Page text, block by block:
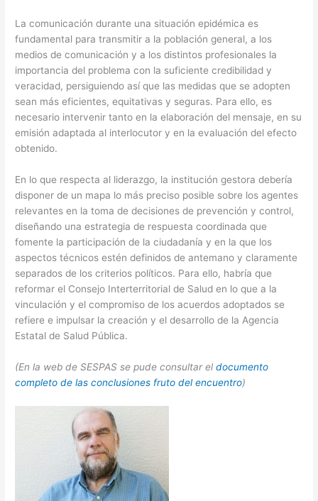
La comunicación durante una situación epidémica es
fundamental para transmitir a la población general, a los
medios de comunicación y a los distintos profesionales la
importancia del problema con la suficiente credibilidad y
veracidad, persiguiendo así que las medidas que se adopten
sean más eficientes, equitativas y seguras. Para ello, es
necesario intervenir tanto en la elaboración del mensaje, en su
emisión adaptada al interlocutor y en la evaluación del efecto
obtenido.
En lo que respecta al liderazgo, la institución gestora debería
disponer de un mapa lo más preciso posible sobre los agentes
relevantes en la toma de decisiones de prevención y control,
diseñando una estrategia de respuesta coordinada que
fomente la participación de la ciudadanía y en la que los
aspectos técnicos estén definidos de antemano y claramente
separados de los criterios políticos. Para ello, habría que
reformar el Consejo Interterritorial de Salud en lo que a la
vinculación y el compromiso de los acuerdos adoptados se
refiere e impulsar la creación y el desarrollo de la Agencia
Estatal de Salud Pública.
(En la web de SESPAS se pude consultar eldocumento
completo de las conclusiones fruto del encuentro)